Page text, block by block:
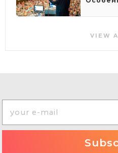
VIEW